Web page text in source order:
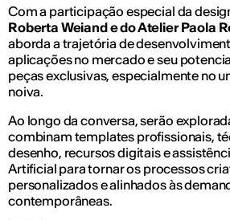
Com a participação especial da
Roberta Weiand e do Atelier Paola
aborda a trajetória de
aplicações no mercado e seu
peças exclusivas, especialmente no
noiva.
Ao longo da conversa, serão
combinam templates profissionais,
desenho, recursos digitais e
Artificial para tornar os processos
personalizados e alinhados às
contemporâneas.